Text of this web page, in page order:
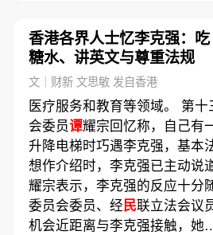
香港各界人士忆李克强：吃
糖水、讲英文与尊重法规
文｜财新 文思敏 发自香港
医疗服务和教育等领域。 第
会委员谭耀宗回忆称，自己有
升降电梯时巧遇李克强，基本
想作介绍时，李克强已主动说
耀宗表示，李克强的反应十分
委员会委员、经民联立法会议
机会近距离与李克强接触，